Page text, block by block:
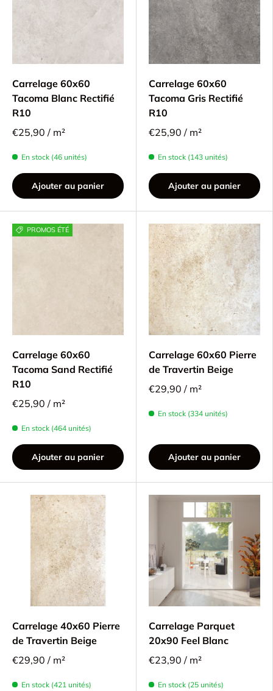
Carrelage 60x60
Tacoma Blanc Rectifié
R10
€25,90 / m²
En stock (46 unités)
Ajouter au panier
Carrelage 60x60
Tacoma Gris Rectifié
R10
€25,90 / m²
En stock (143 unités)
Ajouter au panier
PROMOS ÉTÉ
Carrelage 60x60
Tacoma Sand Rectifié
R10
€25,90 / m²
En stock (464 unités)
Ajouter au panier
Carrelage 60x60 Pierre
de Travertin Beige
€29,90 / m²
En stock (334 unités)
Ajouter au panier
Carrelage 40x60 Pierre
de Travertin Beige
€29,90 / m²
En stock (421 unités)
Carrelage Parquet
20x90 Feel Blanc
€23,90 / m²
En stock (25 unités)